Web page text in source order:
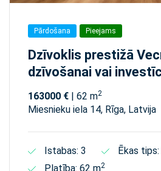
Pārdošana Pieejams
Dzīvoklis prestižā
dzīvošanai vai
163000 € | 62 m2
Miesnieku iela 14, Rīga, Latvija
Istabas: 3
Ēkas
Platība: 62 m2